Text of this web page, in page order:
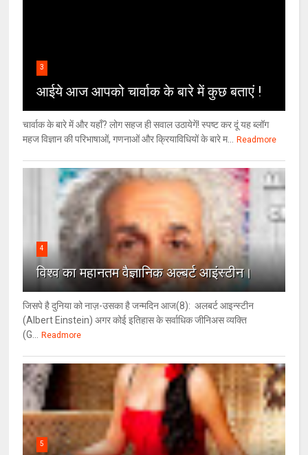
3
आईये आज आपको चार्वाक के बारे में कुछ बताएं !
चार्वाक के बारे में और यहाँ? लोग सहज ही सवाल उठायेगें! स्पष्ट कर दूं यह ब्लॉग
महज विज्ञान की परिभाषाओं, गणनाओं और क्रियाविधियों के बारे म...
Readmore
4
विश्‍व का महानतम वैज्ञानिक अल्बर्ट आइंस्टीन।
जिसपे है दुनिया को नाज़-उसका है जन्मदिन आज(8): अलबर्ट आइन्स्टीन
(Albert Einstein) अगर कोई इतिहास के सर्वाधिक जीनिअस व्यक्ति
(G...
Readmore
5